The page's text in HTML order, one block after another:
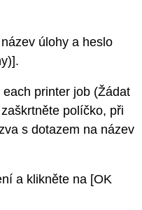
úlohy a heslo
printer job (Žádat
políčko, při
s dotazem na název
a klikněte na [OK